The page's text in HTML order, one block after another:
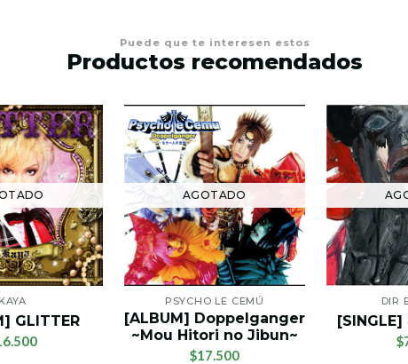
Puede que te interesen estos
Productos recomendados
KAYA
GLITTER
AGOTADO
PSYCHO LE CEMÚ
[ALBUM] Doppelganger
~Mou Hitori no Jibun~
$17.500
DIR
[SINGLE]